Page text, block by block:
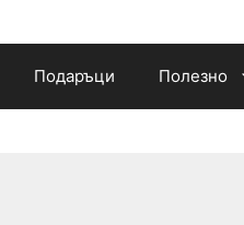
Подаръци Полезно